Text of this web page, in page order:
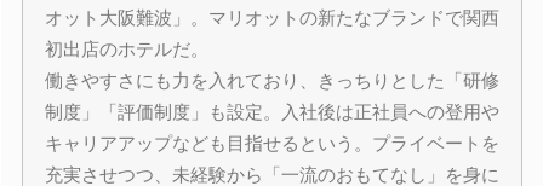
オット大阪難波」。マリオットの新たなブランドで関西
初出店のホテルだ。
働きやすさにも力を入れており、きっちりとした「研修
制度」「評価制度」も設定。入社後は正社員への登用や
キャリアアップなども目指せるという。プライベートを
充実させつつ、未経験から「一流のおもてなし」を身に